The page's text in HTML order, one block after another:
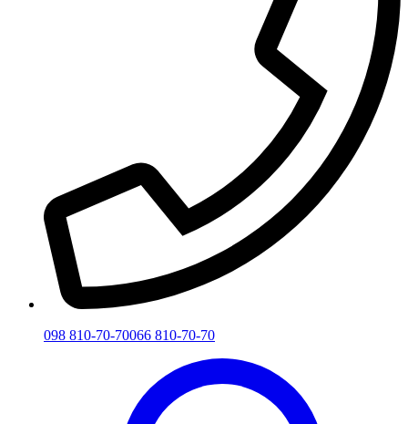
098 810-70-70066 810-70-70